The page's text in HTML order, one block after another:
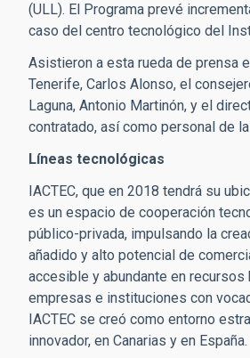
(ULL). El Programa prevé
caso del centro tecnológico del
Asistieron a esta rueda de prensa
Tenerife, Carlos Alonso, el
Laguna, Antonio Martinón, y el
contratado, así como personal de la
Líneas tecnológicas
IACTEC, que en 2018 tendrá su
es un espacio de cooperación
público-privada, impulsando la
añadido y alto potencial de
accesible y abundante en
empresas e instituciones con
IACTEC se creó como entorno
innovador, en Canarias y en España.